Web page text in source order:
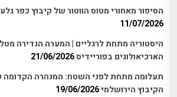
הסיפור מאחורי מטוס הווטור של קיבוץ כפר
11/07/2026
היסטוריה מתחת לרגליים | המערה הנדירה
הארכיאולוגים בפוריידיס21/06/2026
תעלומה מתחת לפני השטח: המנהרה
הקיבוץ הירושלמי19/06/2026